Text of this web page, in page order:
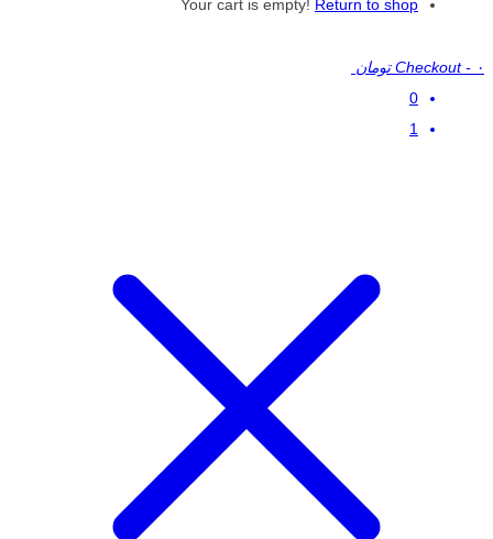
Your cart is empty! Return to shop
Checkout - ۰ تومان
0
1